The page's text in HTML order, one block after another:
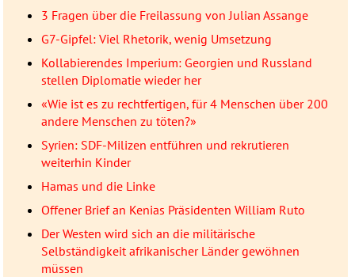
3 Fragen über die Freilassung von Julian Assange
G7-Gipfel: Viel Rhetorik, wenig Umsetzung
Kollabierendes Imperium: Georgien und Russland
stellen Diplomatie wieder her
«Wie ist es zu rechtfertigen, für 4 Menschen über 200
andere Menschen zu töten?»
Syrien: SDF-Milizen entführen und rekrutieren
weiterhin Kinder
Hamas und die Linke
Offener Brief an Kenias Präsidenten William Ruto
Der Westen wird sich an die militärische
Selbständigkeit afrikanischer Länder gewöhnen
müssen